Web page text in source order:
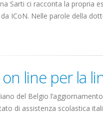
Sarti ci racconta la propria
ICoN. Nelle parole della
line per la
del Belgio
di assistenza scolastica